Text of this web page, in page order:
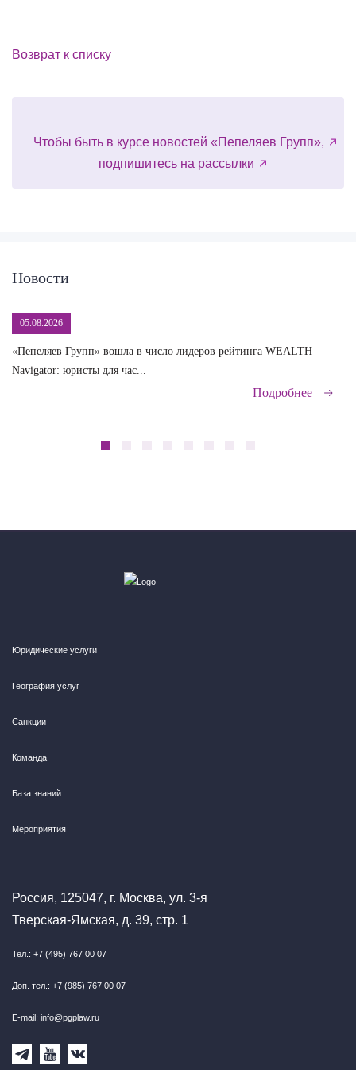
Возврат к списку
Чтобы быть в курсе новостей «Пепеляев Групп»,
подпишитесь на рассылки
Новости
05.08.2026
«Пепеляев Групп» вошла в число лидеров рейтинга WEALTH
Navigator: юристы для час...
Подробнее
Юридические услуги
География услуг
Санкции
Команда
База знаний
Мероприятия
Россия, 125047, г. Москва, ул. 3-я
Тверская-Ямская, д. 39, стр. 1
Тел.: +7 (495) 767 00 07
Доп. тел.: +7 (985) 767 00 07
E-mail: info@pgplaw.ru